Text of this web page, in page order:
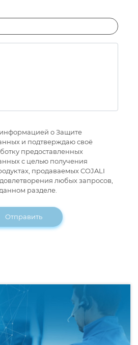
о Защите
и подтверждаю своё
предоставленных
с целью получения
продаваемых COJALI
любых запросов,
разделе.
Отправить